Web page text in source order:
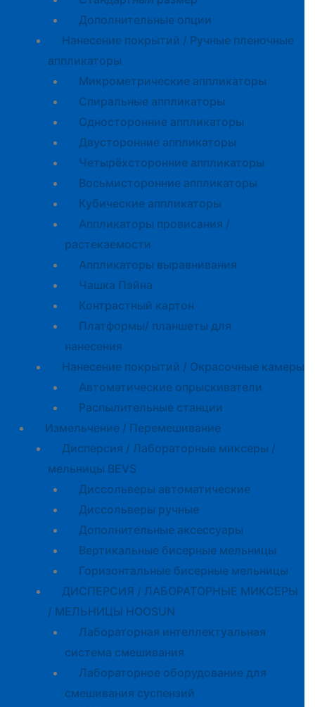
Дополнительные опции
Нанесение покрытий / Ручные пленочные
аппликаторы
Микрометрические аппликаторы
Спиральные аппликаторы
Односторонние аппликаторы
Двусторонние аппликаторы
Четырёхсторонние аппликаторы
Восьмисторонние аппликаторы
Кубические аппликаторы
Аппликаторы провисания /
растекаемости
Аппликаторы выравнивания
Чашка Пэйна
Контрастный картон
Платформы/ планшеты для
нанесения
Нанесение покрытий / Окрасочные камеры
Автоматические опрыскиватели
Распылительные станции
Измельчение / Перемешивание
Дисперсия / Лабораторные миксеры /
мельницы BEVS
Диссольверы автоматические
Диссольверы ручные
Дополнительные аксессуары
Вертикальные бисерные мельницы
Горизонтальные бисерные мельницы
ДИСПЕРСИЯ / ЛАБОРАТОРНЫЕ МИКСЕРЫ
/ МЕЛЬНИЦЫ HOOSUN
Лабораторная интеллектуальная
система смешивания
Лабораторное оборудование для
смешивания суспензий